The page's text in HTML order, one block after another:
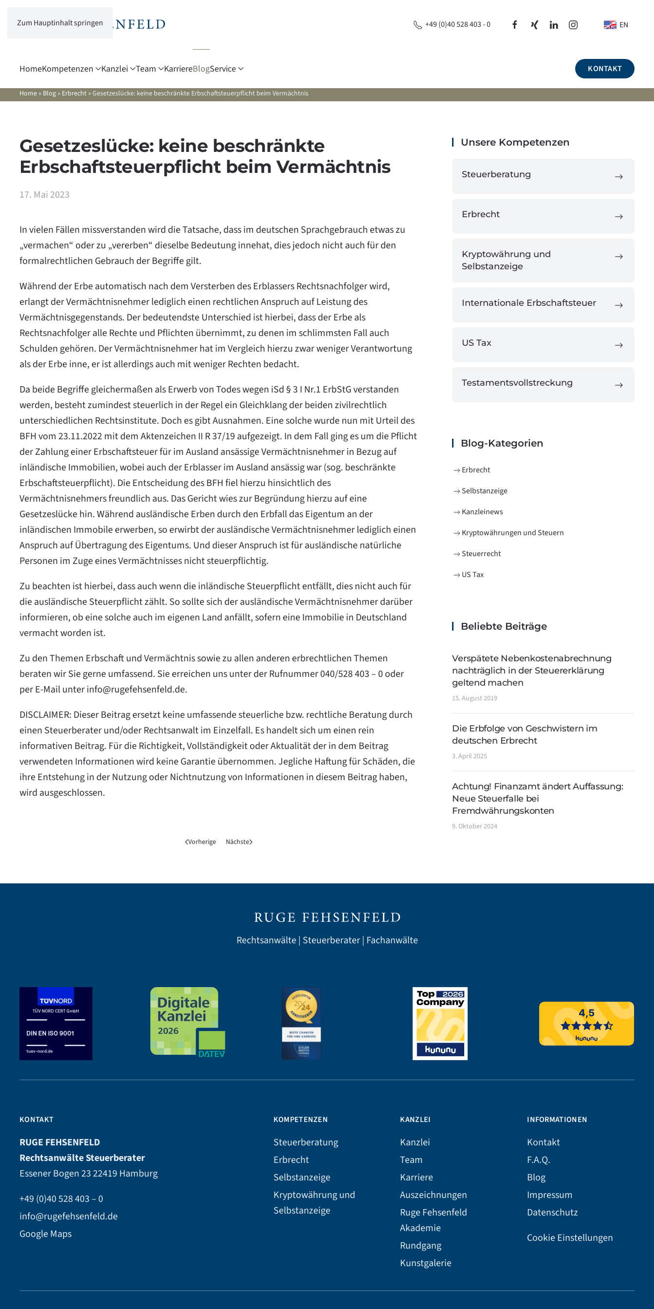
Zum Hauptinhalt springen +49 (0)40 528 403 - 0 EN
HomeKompetenzen Kanzlei Team KarriereBlogService KONTAKT
Home » Blog » Erbrecht »Gesetzeslücke: keine beschränkte Erbschaftsteuerpflicht beim Vermächtnis
Gesetzeslücke: keine beschränkte
Erbschaftsteuerpflicht beim Vermächtnis
17. Mai 2023
In vielen Fällen missverstanden wird die Tatsache, dass im deutschen Sprachgebrauch etwas zu
„vermachen“ oder zu „vererben“ dieselbe Bedeutung innehat, dies jedoch nicht auch für den
formalrechtlichen Gebrauch der Begriffe gilt.
Während der Erbe automatisch nach dem Versterben des Erblassers Rechtsnachfolger wird,
erlangt der Vermächtnisnehmer lediglich einen rechtlichen Anspruch auf Leistung des
Vermächtnisgegenstands. Der bedeutendste Unterschied ist hierbei, dass der Erbe als
Rechtsnachfolger alle Rechte und Pflichten übernimmt, zu denen im schlimmsten Fall auch
Schulden gehören. Der Vermächtnisnehmer hat im Vergleich hierzu zwar weniger Verantwortung
als der Erbe inne, er ist allerdings auch mit weniger Rechten bedacht.
Da beide Begriffe gleichermaßen als Erwerb von Todes wegen iSd § 3 I Nr.1 ErbStG verstanden
werden, besteht zumindest steuerlich in der Regel ein Gleichklang der beiden zivilrechtlich
unterschiedlichen Rechtsinstitute. Doch es gibt Ausnahmen. Eine solche wurde nun mit Urteil des
BFH vom 23.11.2022 mit dem Aktenzeichen II R 37/19 aufgezeigt. In dem Fall ging es um die Pflicht
der Zahlung einer Erbschaftsteuer für im Ausland ansässige Vermächtnisnehmer in Bezug auf
inländische Immobilien, wobei auch der Erblasser im Ausland ansässig war (sog. beschränkte
Erbschaftsteuerpflicht). Die Entscheidung des BFH fiel hierzu hinsichtlich des
Vermächtnisnehmers freundlich aus. Das Gericht wies zur Begründung hierzu auf eine
Gesetzeslücke hin. Während ausländische Erben durch den Erbfall das Eigentum an der
inländischen Immobile erwerben, so erwirbt der ausländische Vermächtnisnehmer lediglich einen
Anspruch auf Übertragung des Eigentums. Und dieser Anspruch ist für ausländische natürliche
Personen im Zuge eines Vermächtnisses nicht steuerpflichtig.
Zu beachten ist hierbei, dass auch wenn die inländische Steuerpflicht entfällt, dies nicht auch für
die ausländische Steuerpflicht zählt. So sollte sich der ausländische Vermächtnisnehmer darüber
informieren, ob eine solche auch im eigenen Land anfällt, sofern eine Immobilie in Deutschland
vermacht worden ist.
Zu den Themen Erbschaft und Vermächtnis sowie zu allen anderen erbrechtlichen Themen
beraten wir Sie gerne umfassend. Sie erreichen uns unter der Rufnummer 040/528 403 – 0 oder
per E-Mail unterinfo@rugefehsenfeld.de.
DISCLAIMER: Dieser Beitrag ersetzt keine umfassende steuerliche bzw. rechtliche Beratung durch
einen Steuerberater und/oder Rechtsanwalt im Einzelfall. Es handelt sich um einen rein
informativen Beitrag. Für die Richtigkeit, Vollständigkeit oder Aktualität der in dem Beitrag
verwendeten Informationen wird keine Garantie übernommen. Jegliche Haftung für Schäden, die
ihre Entstehung in der Nutzung oder Nichtnutzung von Informationen in diesem Beitrag haben,
wird ausgeschlossen.
Vorherige Nächste
Unsere Kompetenzen
Steuerberatung
Erbrecht
Kryptowährung und
Selbstanzeige
Internationale Erbschaftsteuer
US Tax
Testamentsvollstreckung
Blog-Kategorien
Erbrecht
Selbstanzeige
Kanzleinews
Kryptowährungen und Steuern
Steuerrecht
US Tax
Beliebte Beiträge
Verspätete Nebenkostenabrechnung
nachträglich in der Steuererklärung
geltend machen
15. August 2019
Die Erbfolge von Geschwistern im
deutschen Erbrecht
3. April 2025
Achtung! Finanzamt ändert Auffassung:
Neue Steuerfalle bei
Fremdwährungskonten
9. Oktober 2024
Rechtsanwälte | Steuerberater | Fachanwälte
KONTAKT
RUGE FEHSENFELD
Rechtsanwälte Steuerberater
Essener Bogen 2322419 Hamburg
+49 (0)40 528 403 – 0
info@rugefehsenfeld.de
Google Maps
KOMPETENZEN
Steuerberatung
Erbrecht
Selbstanzeige
Kryptowährung und
Selbstanzeige
KANZLEI
Kanzlei
Team
Karriere
Auszeichnungen
Ruge Fehsenfeld
Akademie
Rundgang
Kunstgalerie
INFORMATIONEN
Kontakt
F.A.Q.
Blog
Impressum
Datenschutz
Cookie Einstellungen